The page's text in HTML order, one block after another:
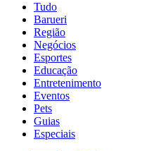
Tudo
Barueri
Região
Negócios
Esportes
Educação
Entretenimento
Eventos
Pets
Guias
Especiais